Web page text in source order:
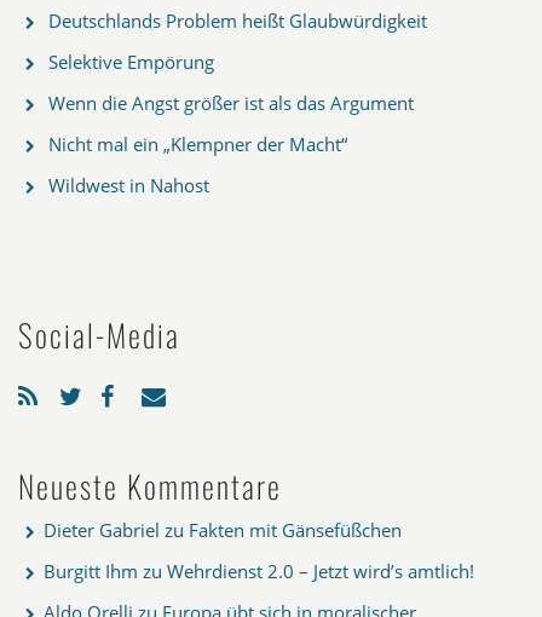
Deutschlands Problem heißt Glaubwürdigkeit
Selektive Empörung
Wenn die Angst größer ist als das Argument
Nicht mal ein „Klempner der Macht“
Wildwest in Nahost
Social-Media
Neueste Kommentare
Dieter Gabriel zu Fakten mit Gänsefüßchen
Burgitt Ihm zu Wehrdienst 2.0 – Jetzt wird’s amtlich!
Aldo Orelli zu Europa übt sich in moralischer